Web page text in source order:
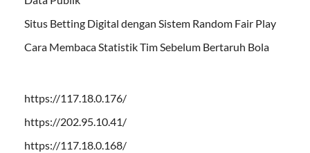
Situs Betting Digital dengan Sistem Random Fair Play
Cara Membaca Statistik Tim Sebelum Bertaruh Bola
https://117.18.0.176/
https://202.95.10.41/
https://117.18.0.168/